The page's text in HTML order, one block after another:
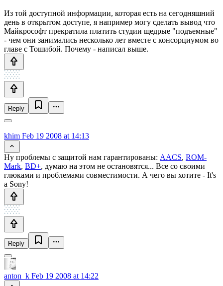
Из той доступной информации, которая есть на сегодняшний
день в открытом доступе, я например могу сделать вывод что
Майкрософт прекратила платить студии щедрые "подъемные"
- чем они занимались несколько лет вместе с консорциумом во
главе с Тошибой. Почему - написал выше.
Reply
khim Feb 19 2008 at 14:13
Ну проблемы с защитой нам гарантированы: AACS, ROM-
Mark, BD+, думаю на этом не остановятся... Все со своими
глюками и проблемами совместимости. А чего вы хотите - It's
a Sony!
Reply
anton_k Feb 19 2008 at 14:22